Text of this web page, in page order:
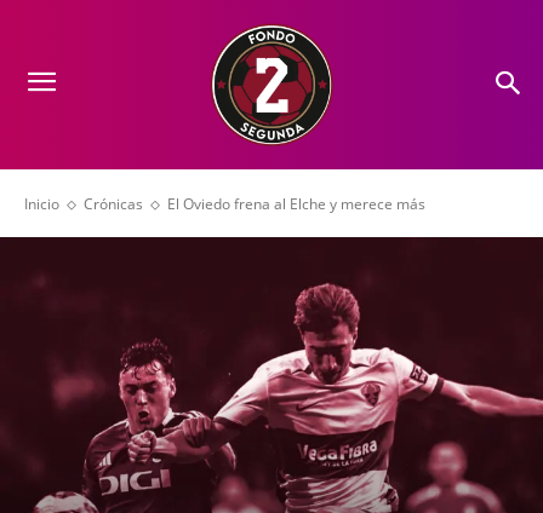
Inicio Crónicas El Oviedo frena al Elche y merece más